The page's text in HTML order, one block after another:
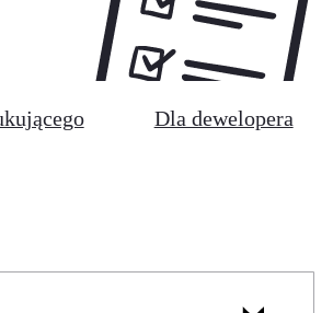
Dla dewelopera